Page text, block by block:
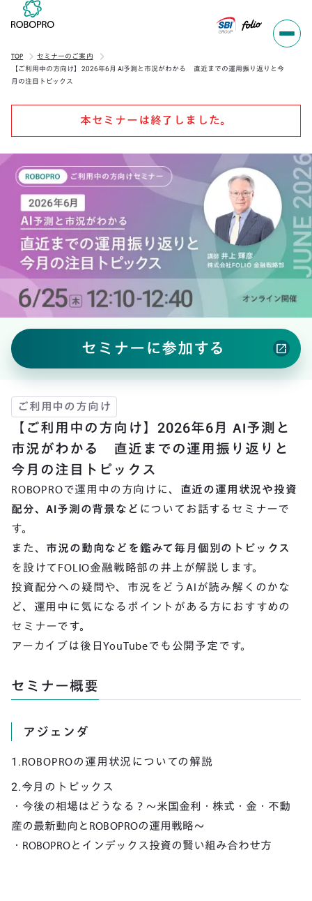
TOP
セミナーのご案内
【ご利用中の方向け】2026年6月 AI予測と市況がわかる 直近までの運用振り返りと今
月の注目トピックス
本セミナーは終了しました。
セミナーに参加する open_in_new
ご利用中の方向け
【ご利用中の方向け】2026年6月 AI予測と
市況がわかる 直近までの運用振り返りと
今月の注目トピックス
ROBOPROで運用中の方向けに、 直近の運用状況や投資
配分、AI予測の背景など についてお話するセミナーで
す。
また、 市況の動向などを鑑みて毎月個別のトピックス
を設けてFOLIO金融戦略部の井上が解説します。
投資配分への疑問や、市況をどうAIが読み解くのかな
ど、運用中に気になるポイントがある方におすすめの
セミナーです。
アーカイブは後日YouTubeでも公開予定です。
セミナー概要
アジェンダ
1.ROBOPROの運用状況についての解説
2.今月のトピックス
・今後の相場はどうなる？～米国金利・株式・金・不動
産の最新動向とROBOPROの運用戦略～
・ROBOPROとインデックス投資の賢い組み合わせ方